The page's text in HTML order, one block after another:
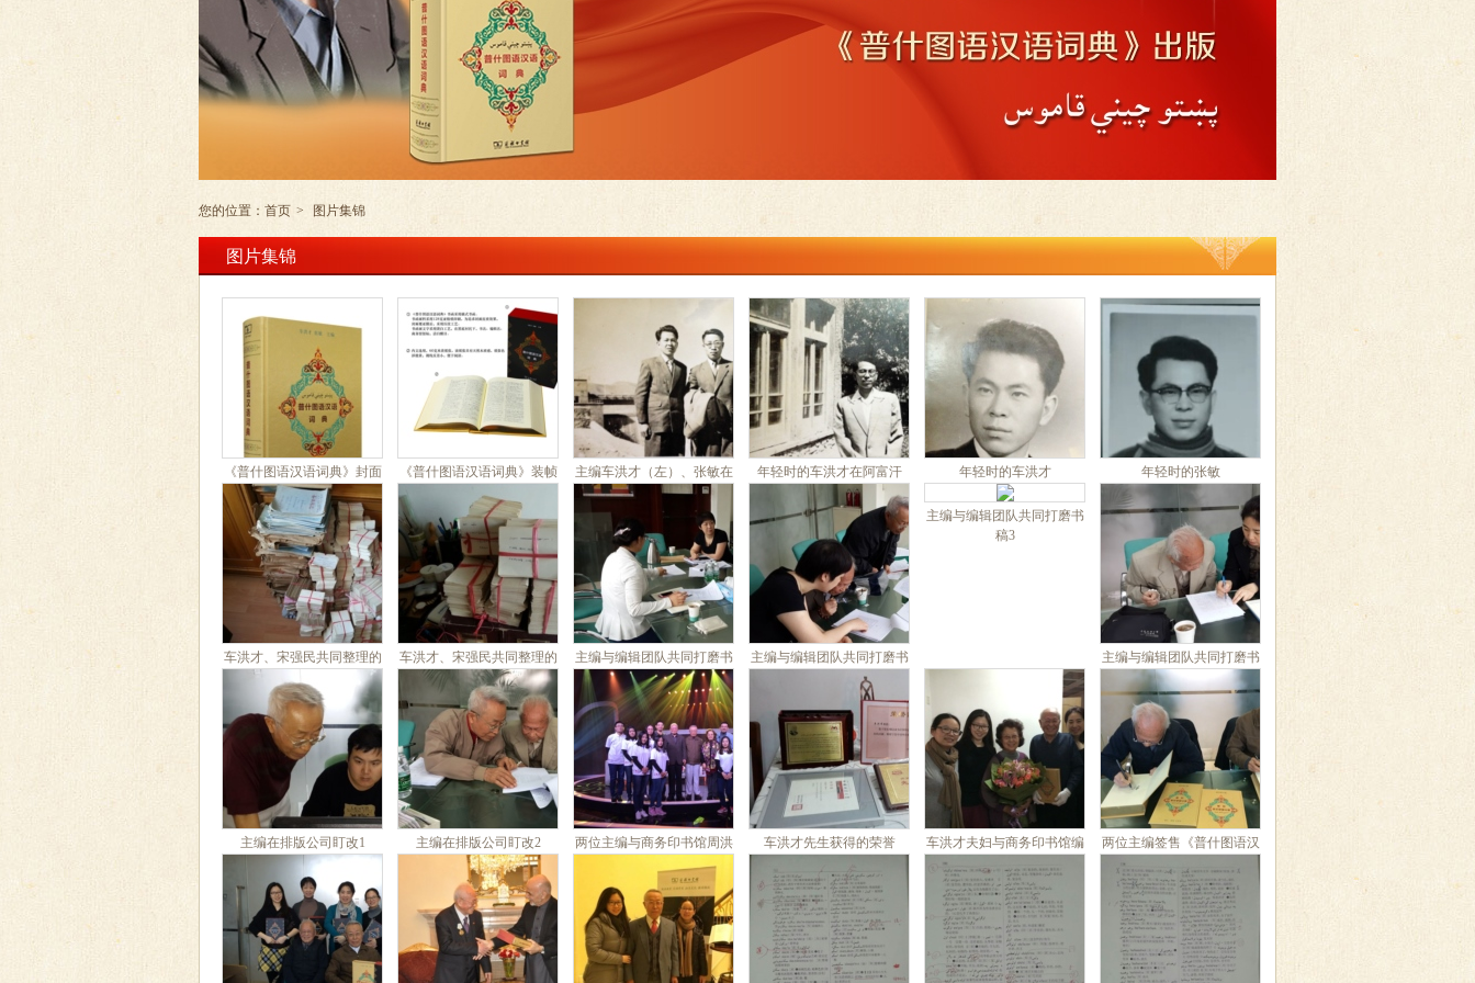
您的位置： 首页 > 图片集锦
图片集锦
《普什图语汉语词典》封面 《普什图语汉语词典》装帧
主编车洪才（左）、张敏在
阿富汗留学时合影
年轻时的车洪才在阿富汗 年轻时的车洪才 年轻时的张敏
车洪才、宋强民共同整理的
车洪才、宋强民共同整理的
十万余张卡片2
主编与编辑团队共同打磨书
稿1
主编与编辑团队共同打磨书
主编与编辑团队共同打磨书
稿3
主编与编辑团队共同打磨书
稿4
主编在排版公司盯改1 主编在排版公司盯改2
两位主编与商务印书馆周洪
波总编辑参加《人间真情》
车洪才先生获得的荣誉
车洪才夫妇与商务印书馆编
两位主编签售《普什图语汉